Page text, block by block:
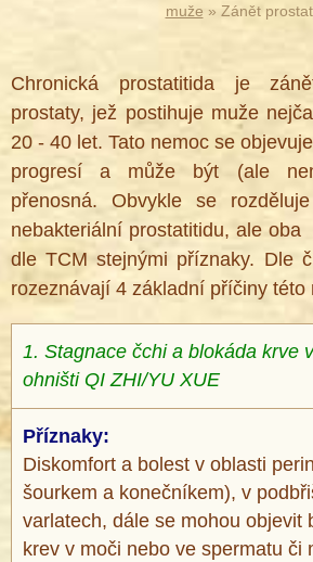
muže » Zánět
Chronická prostatitida je
prostaty, jež postihuje muže
20 - 40 let. Tato nemoc se
progresí a může být (ale
přenosná. Obvykle se
nebakteriální prostatitidu, ale
dle TCM stejnými příznaky. Dle
rozeznávají 4 základní příčiny této
1. Stagnace čchi a blokáda krve
ohništi QI ZHI/YU XUE
Příznaky:
Diskomfort a bolest v oblasti
šourkem a konečníkem), v
varlatech, dále se mohou objevit
krev v moči nebo ve spermatu či